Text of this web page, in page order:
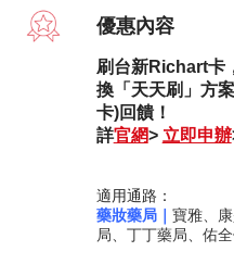
優惠內容
刷台新Richart卡
換「天天刷」方
卡)回饋！
詳官網> 立即申辦
適用通路：
藥妝藥局｜ 寶雅、
局、丁丁藥局、佑